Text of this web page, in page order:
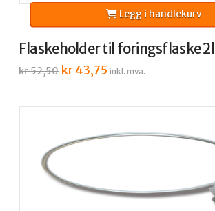
Flaskeholder til foringsflaske 2l
kr52,50 Opprinnelig
pris
kr43,75Nåværende
pris
inkl. mva.
Legg i handlekurv